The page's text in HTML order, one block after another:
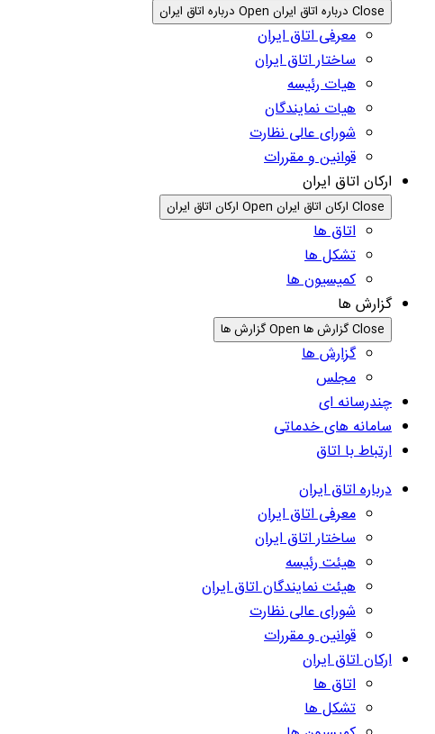
Close درباره اتاق ایران Open درباره اتاق ایران
معرفی اتاق ایران
ساختار اتاق ایران
هیات رئیسه
هیات نمایندگان
شورای عالی نظارت
قوانین و مقررات
ارکان اتاق ایران
Close ارکان اتاق ایران Open ارکان اتاق ایران
اتاق ها
تشکل ها
کمیسیون ها
گزارش ها
Close گزارش ها Open گزارش ها
گزارش ها
مجلس
چندرسانه ای
سامانه های خدماتی
ارتباط با اتاق
درباره اتاق ایران
معرفی اتاق ایران
ساختار اتاق ایران
هیئت رئیسه
هیئت نمایندگان اتاق ایران
شورای عالی نظارت
قوانین و مقررات
ارکان اتاق ایران
اتاق ها
تشکل ها